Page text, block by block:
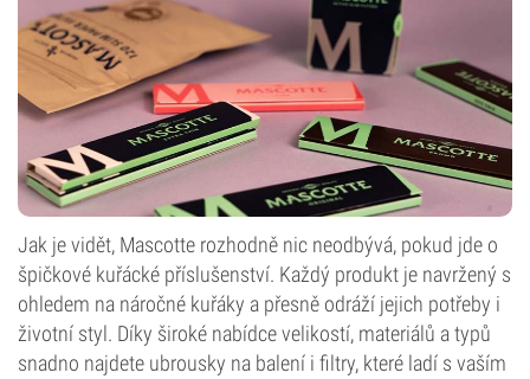
Jak je vidět, Mascotte rozhodně nic neodbývá, pokud jde o
špičkové kuřácké příslušenství. Každý produkt je navržený s
ohledem na náročné kuřáky a přesně odráží jejich potřeby i
životní styl. Díky široké nabídce velikostí, materiálů a typů
snadno najdete ubrousky na balení i filtry, které ladí s vaším